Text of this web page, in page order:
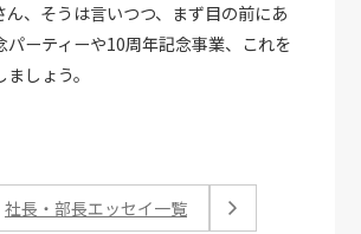
ん、そうは言いつつ、まず目の前にあ
パーティーや10周年記念事業、これを
しょう。
社長・部長エッセイ一覧